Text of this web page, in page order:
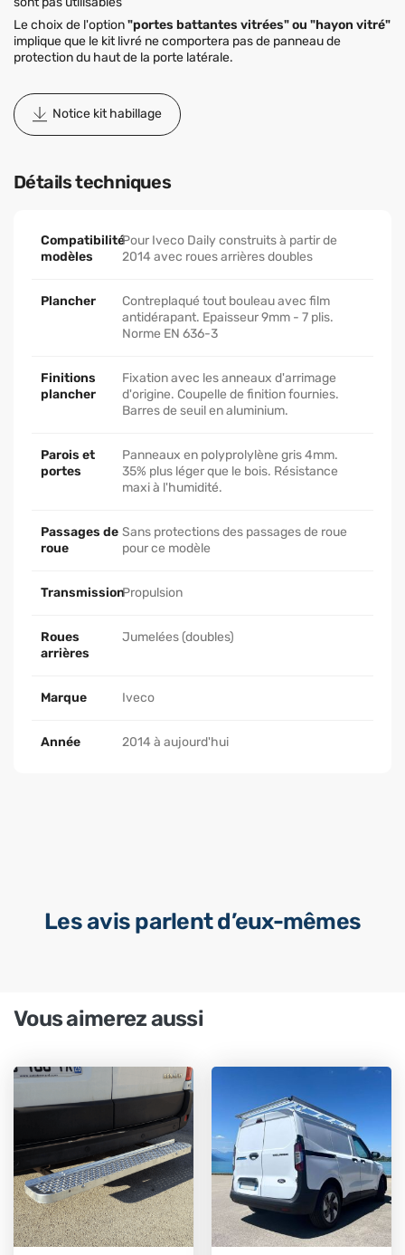
Le choix de l'option"portes battantes vitrées" ou "hayon vitré"
implique que le kit livré ne comportera pas de panneau de
protection du haut de la porte latérale.
Notice kit habillage
Détails techniques
Compatibilité
modèles
Pour Iveco Daily construits à partir de
2014 avec roues arrières doubles
Plancher
Contreplaqué tout bouleau avec film
antidérapant. Epaisseur 9mm - 7 plis.
Norme EN 636-3
Finitions
plancher
Fixation avec les anneaux d'arrimage
d'origine. Coupelle de finition fournies.
Barres de seuil en aluminium.
Parois et
portes
Panneaux en polyprolylène gris 4mm.
35% plus léger que le bois. Résistance
maxi à l'humidité.
Passages de
roue
Sans protections des passages de roue
pour ce modèle
TransmissionPropulsion
Roues
arrières
Jumelées (doubles)
Marque Iveco
Année 2014 à aujourd'hui
Les avis parlent d’eux-mêmes
Vous aimerez aussi